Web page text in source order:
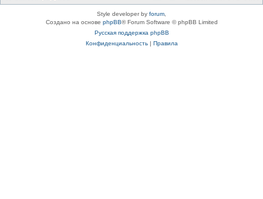
Style developer by forum
Создано на основе phpBB® Forum Software © phpBB Limited
Русская поддержка phpBB
Конфиденциальность| Правила